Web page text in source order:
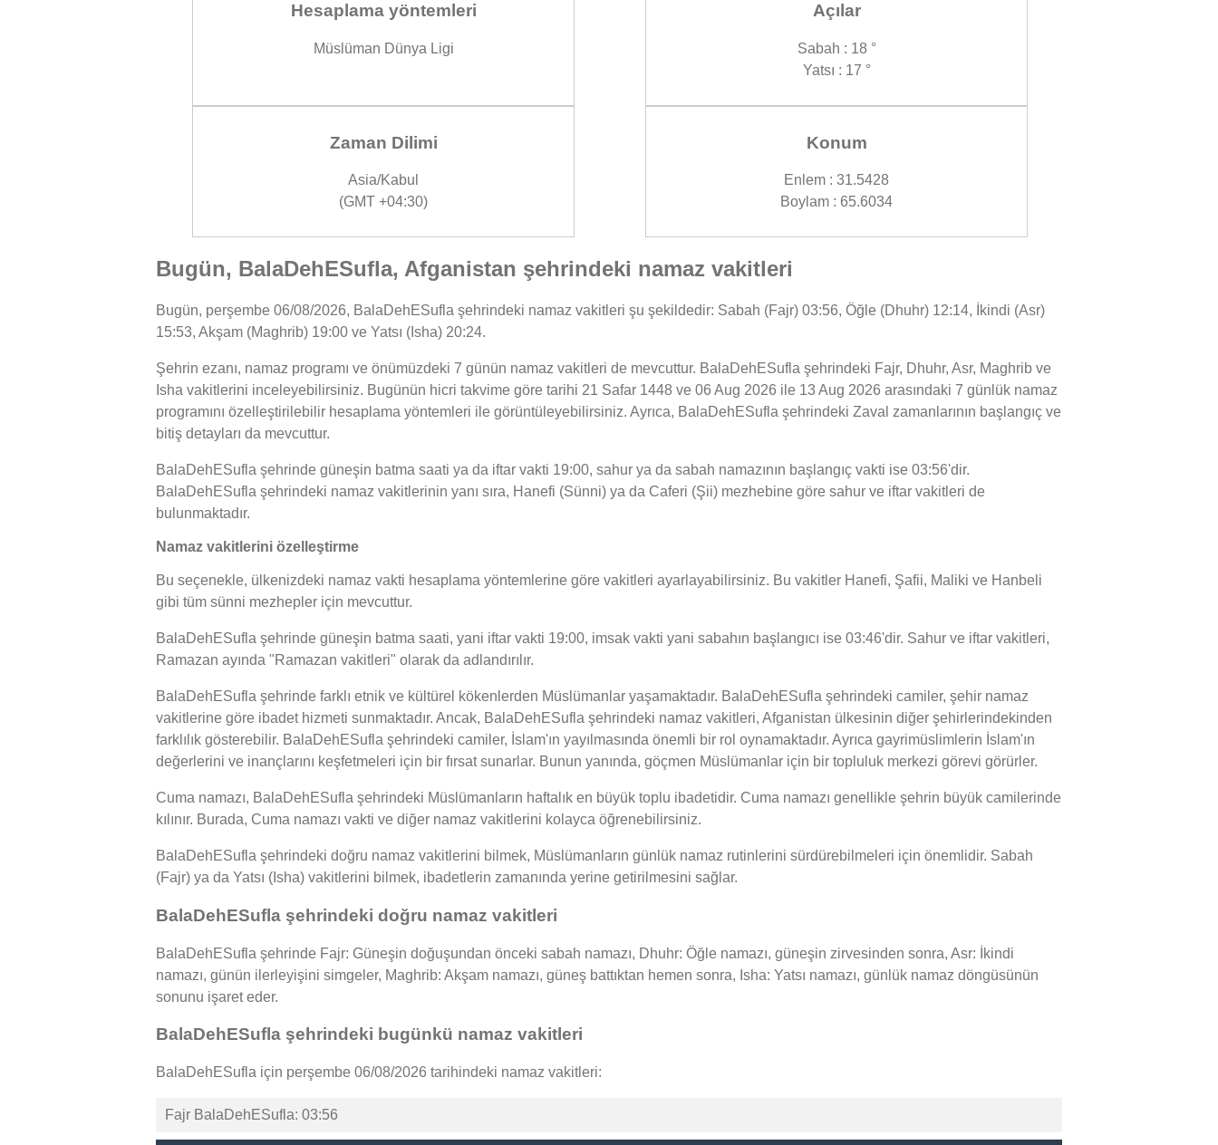
Hesaplama yöntemleri
Müslüman Dünya Ligi
Açılar
Sabah : 18 °
Yatsı : 17 °
Zaman Dilimi
Asia/Kabul
(GMT +04:30)
Konum
Enlem : 31.5428
Boylam : 65.6034
Bugün, BalaDehESufla, Afganistan şehrindeki namaz vakitleri
Bugün, perşembe 06/08/2026, BalaDehESufla şehrindeki namaz vakitleri şu şekildedir: Sabah (Fajr) 03:56, Öğle (Dhuhr) 12:14, İkindi (Asr)
15:53, Akşam (Maghrib) 19:00 ve Yatsı (Isha) 20:24.
Şehrin ezanı, namaz programı ve önümüzdeki 7 günün namaz vakitleri de mevcuttur. BalaDehESufla şehrindeki Fajr, Dhuhr, Asr, Maghrib ve
Isha vakitlerini inceleyebilirsiniz. Bugünün hicri takvime göre tarihi 21 Safar 1448 ve 06 Aug 2026 ile 13 Aug 2026 arasındaki 7 günlük namaz
programını özelleştirilebilir hesaplama yöntemleri ile görüntüleyebilirsiniz. Ayrıca, BalaDehESufla şehrindeki Zaval zamanlarının başlangıç ve
bitiş detayları da mevcuttur.
BalaDehESufla şehrinde güneşin batma saati ya da iftar vakti 19:00, sahur ya da sabah namazının başlangıç vakti ise 03:56'dir.
BalaDehESufla şehrindeki namaz vakitlerinin yanı sıra, Hanefi (Sünni) ya da Caferi (Şii) mezhebine göre sahur ve iftar vakitleri de
bulunmaktadır.
Namaz vakitlerini özelleştirme
Bu seçenekle, ülkenizdeki namaz vakti hesaplama yöntemlerine göre vakitleri ayarlayabilirsiniz. Bu vakitler Hanefi, Şafii, Maliki ve Hanbeli
gibi tüm sünni mezhepler için mevcuttur.
BalaDehESufla şehrinde güneşin batma saati, yani iftar vakti 19:00, imsak vakti yani sabahın başlangıcı ise 03:46'dir. Sahur ve iftar vakitleri,
Ramazan ayında "Ramazan vakitleri" olarak da adlandırılır.
BalaDehESufla şehrinde farklı etnik ve kültürel kökenlerden Müslümanlar yaşamaktadır. BalaDehESufla şehrindeki camiler, şehir namaz
vakitlerine göre ibadet hizmeti sunmaktadır. Ancak, BalaDehESufla şehrindeki namaz vakitleri, Afganistan ülkesinin diğer şehirlerindekinden
farklılık gösterebilir. BalaDehESufla şehrindeki camiler, İslam'ın yayılmasında önemli bir rol oynamaktadır. Ayrıca gayrimüslimlerin İslam'ın
değerlerini ve inançlarını keşfetmeleri için bir fırsat sunarlar. Bunun yanında, göçmen Müslümanlar için bir topluluk merkezi görevi görürler.
Cuma namazı, BalaDehESufla şehrindeki Müslümanların haftalık en büyük toplu ibadetidir. Cuma namazı genellikle şehrin büyük camilerinde
kılınır. Burada, Cuma namazı vakti ve diğer namaz vakitlerini kolayca öğrenebilirsiniz.
BalaDehESufla şehrindeki doğru namaz vakitlerini bilmek, Müslümanların günlük namaz rutinlerini sürdürebilmeleri için önemlidir. Sabah
(Fajr) ya da Yatsı (Isha) vakitlerini bilmek, ibadetlerin zamanında yerine getirilmesini sağlar.
BalaDehESufla şehrindeki doğru namaz vakitleri
BalaDehESufla şehrinde Fajr: Güneşin doğuşundan önceki sabah namazı, Dhuhr: Öğle namazı, güneşin zirvesinden sonra, Asr: İkindi
namazı, günün ilerleyişini simgeler, Maghrib: Akşam namazı, güneş battıktan hemen sonra, Isha: Yatsı namazı, günlük namaz döngüsünün
sonunu işaret eder.
BalaDehESufla şehrindeki bugünkü namaz vakitleri
BalaDehESufla için perşembe 06/08/2026 tarihindeki namaz vakitleri:
Fajr BalaDehESufla: 03:56